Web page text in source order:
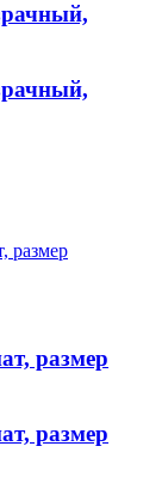
размер
размер